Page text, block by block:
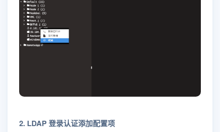
2. LDAP 登录认证添加配置项